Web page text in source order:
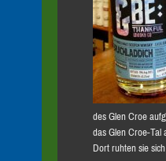
des Glen Croe
das Glen Croe-Tal
Dort ruhten sie